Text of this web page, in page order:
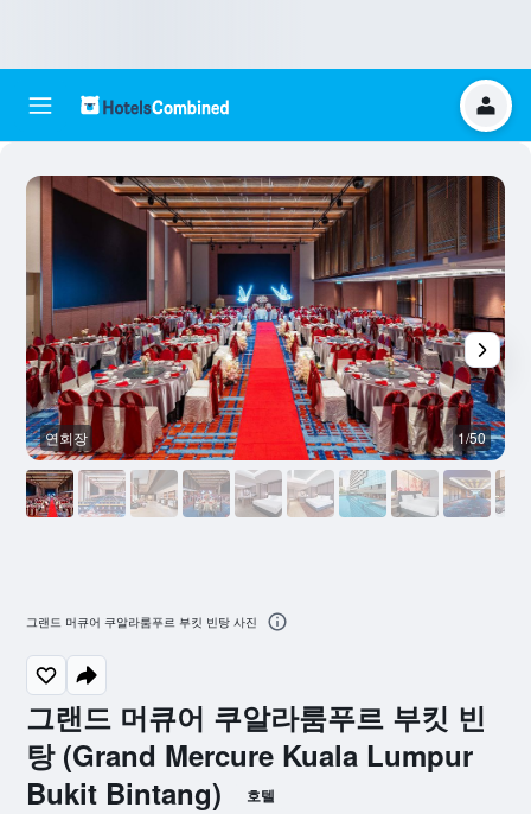
그랜드 머큐어 쿠알라룸푸르 부킷 빈
탕 (Grand Mercure Kuala Lumpur
Bukit Bintang)
호텔
연회장 1/50
그랜드 머큐어 쿠알라룸푸르 부킷 빈탕 사진